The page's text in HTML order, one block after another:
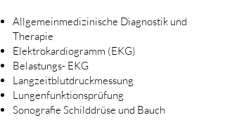
Allgemeinmedizinische Diagnostik und
Therapie
Elektrokardiogramm (EKG)
Belastungs- EKG
Langzeitblutdruckmessung
Lungenfunktionsprüfung
Sonografie Schilddrüse und Bauch